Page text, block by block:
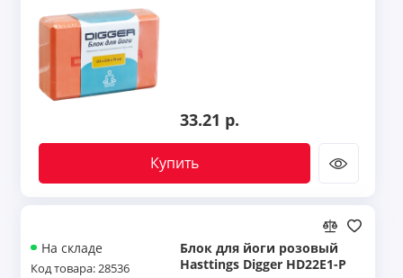
33.21 р.
Купить
На складе
Код товара: 28536
Блок для йоги розовый
Hasttings Digger HD22E1-P